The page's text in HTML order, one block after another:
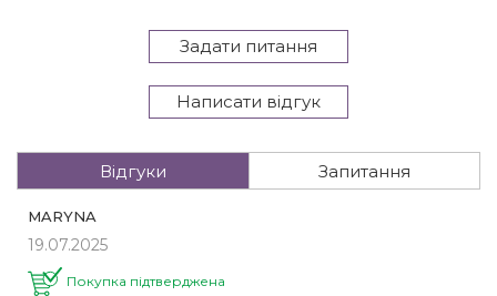
Задати питання
Написати відгук
Відгуки Запитання
MARYNA
19.07.2025
Покупка підтверджена